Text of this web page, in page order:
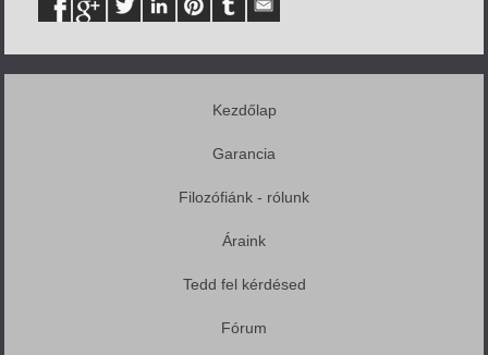
Kezdőlap
Garancia
Filozófiánk - rólunk
Áraink
Tedd fel kérdésed
Fórum